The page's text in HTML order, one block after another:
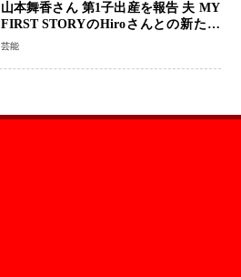
山本舞香さん 第1子出産を報告 夫 MY
FIRST STORYのHiroさんとの新たな
家族生活「母子ともに健康」
芸能